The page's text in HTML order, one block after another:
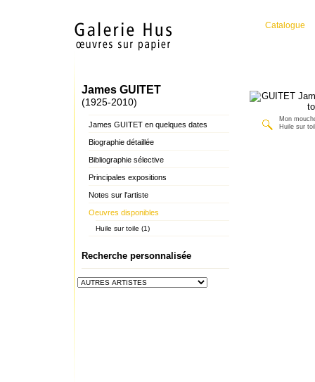
Catalogue
James GUITET
(1925-2010)
James GUITET en quelques dates
Biographie détaillée
Bibliographie sélective
Principales expositions
Notes sur l'artiste
Oeuvres disponibles
Huile sur toile (1)
Recherche personnalisée
Mon
Huile sur